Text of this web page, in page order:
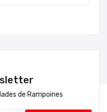
de Rampoines